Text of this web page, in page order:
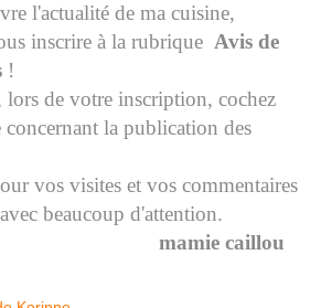
l'actualité de ma cuisine,
inscrire à la rubrique Avis de
!
de votre inscription, cochez
concernant la publication des
vos visites et vos commentaires
beaucoup d'attention.
mamie caillou